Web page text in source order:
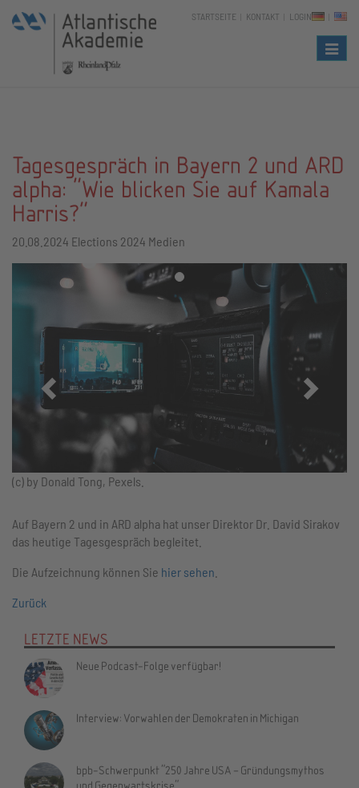
STARTSEITE KONTAKT LOGIN
Tagesgespräch in Bayern 2 und ARD
alpha: "Wie blicken Sie auf Kamala
Harris?"
20.08.2024 Elections 2024 Medien
(c) by Donald Tong, Pexels.
Zurück Vor
Auf Bayern 2 und in ARD alpha hat unser Direktor Dr. David Sirakov
das heutige Tagesgespräch begleitet.
Die Aufzeichnung können Sie hier sehen
Zurück
LETZTE NEWS
Neue Podcast-Folge verfügbar!
Interview: Vorwahlen der Demokraten in Michigan
bpb-Schwerpunkt "250 Jahre USA – Gründungsmythos
und Gegenwartskrise"